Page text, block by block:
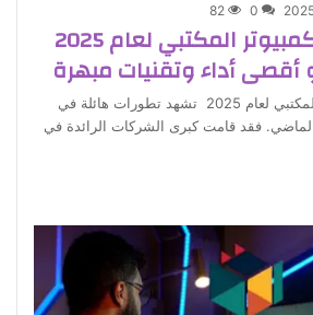
0
82
أفضل أجهزة الكمبيوتر المكتبي لعام 2025
أداء وتقنيات مبهرة
أفضل أجهزة الكمبيوتر المكتبي لعام 2025 تشهد تطورات هائلة في
بالماضي. فقد قامت كبرى الشركات الرائدة في